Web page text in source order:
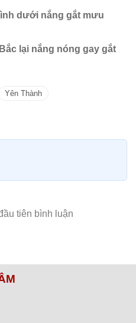
dưới nắng gắt mưu
lại nắng nóng gay gắt
Yên Thành